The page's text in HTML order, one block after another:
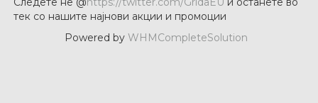
тек со нашите најнови акции и промоции
Powered by WHMCompleteSolution